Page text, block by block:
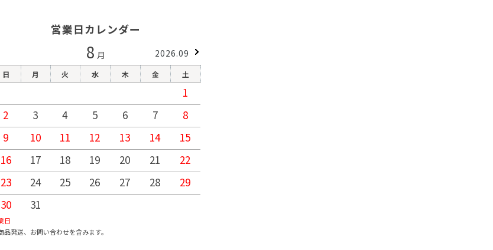
営業日カレンダー
8 月 2026.09
日 月 火 水 木 金 土
1
2
3 4 5 6 7
8
9
10 11 12 13 14
15
16
17 18 19 20 21
22
23
24 25 26 27 28
29
30
31
日
品発送、お問い合わせを含みます。